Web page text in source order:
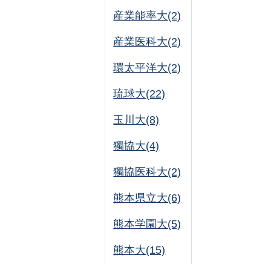
産業能率大(2)
産業医科大(2)
環太平洋大(2)
琉球大(22)
玉川大(8)
獨協大(4)
獨協医科大(2)
熊本県立大(6)
熊本学園大(5)
熊本大(15)